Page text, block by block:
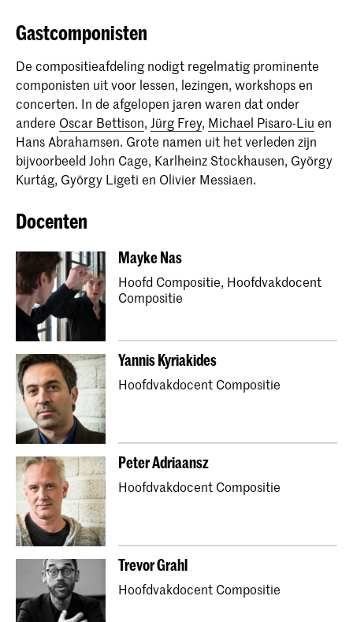
Gastcomponisten
De compositieafdeling nodigt regelmatig prominente
componisten uit voor lessen, lezingen, workshops en
concerten. In de afgelopen jaren waren dat onder
andere Oscar Bettison, Jürg Frey, Michael Pisaro-Liu en
Hans Abrahamsen. Grote namen uit het verleden zijn
bijvoorbeeld John Cage, Karlheinz Stockhausen, György
Kurtág, György Ligeti en Olivier Messiaen.
Docenten
Mayke Nas
Hoofd Compositie, Hoofdvakdocent
Compositie
Yannis Kyriakides
Hoofdvakdocent Compositie
Peter Adriaansz
Hoofdvakdocent Compositie
Trevor Grahl
Hoofdvakdocent Compositie